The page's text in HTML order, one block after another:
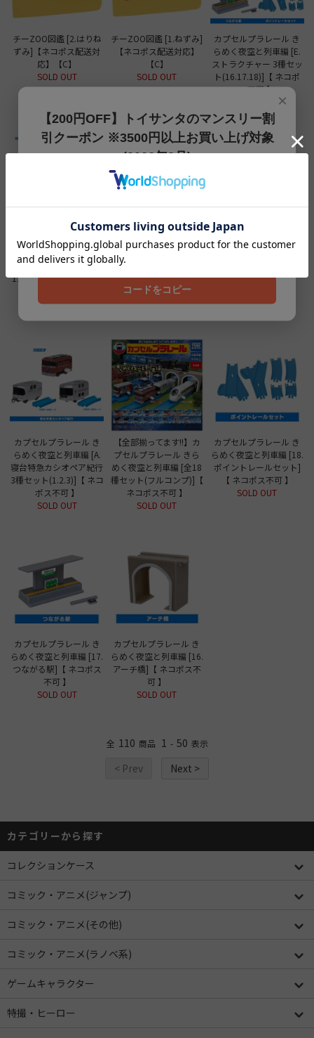
チーZOO図鑑 [2.はりね
ずみ]【ネコポス配送対
応】【C】
SOLD OUT
チーZOO図鑑 [1.ねずみ]
【ネコポス配送対応】
【C】
SOLD OUT
カプセルプラレール き
らめく夜空と列車編 [E.
ストラクチャー 3種セッ
ト(16.17.18)]【 ネコポ
ス不可 】
カプセルプラレール き
らめく夜空と列車編 [D.C
58 SL銀河 6種セット(10.
11.12.13.14.15)]【 ネコ
SOLD OUT
カプセルプラレール き
らめく夜空と列車編 [C.7
00系新幹線ひかりレール
スター 3種セット(7.8.9)]
【 ネコポス不可 】
SOLD OUT
カプセルプラレール き
ネコポス不可 】
カプセルプラレール き
らめく夜空と列車編 [A.
寝台特急カシオペア紀行
3種セット(1.2.3)]【 ネコ
ポス不可 】
SOLD OUT
【全部揃ってます!!】カ
プセルプラレール きら
めく夜空と列車編 [全18
種セット(フルコンプ)]【
ネコポス不可 】
SOLD OUT
カプセルプラレール き
らめく夜空と列車編 [18.
ポイントレールセット]
【 ネコポス不可 】
SOLD OUT
カプセルプラレール き
らめく夜空と列車編 [17.
つながる駅]【 ネコポス
不可 】
SOLD OUT
カプセルプラレール き
らめく夜空と列車編 [16.
アーチ橋]【 ネコポス不
可 】
SOLD OUT
全 110 商品 1 - 50 表示
< Prev Next >
カテゴリーから探す
コレクションケース
コミック・アニメ(ジャンプ)
コミック・アニメ(その他)
コミック・アニメ(ラノベ系)
ゲームキャラクター
特撮・ヒーロー
×
【200円OFF】トイサンタのマンスリー割
引クーポン ※3500円以上お買い上げ対象
(2026年8月)
【200円OFFクーポン】3500円以上お買上げでご利用可能
です!! 8月1日～8月31日まで
202608
コードをコピー